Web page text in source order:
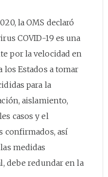
la OMS declaró
COVID-19 es una
por la velocidad en
los Estados a tomar
para la
aislamiento,
casos y el
confirmados, así
medidas
debe redundar en la